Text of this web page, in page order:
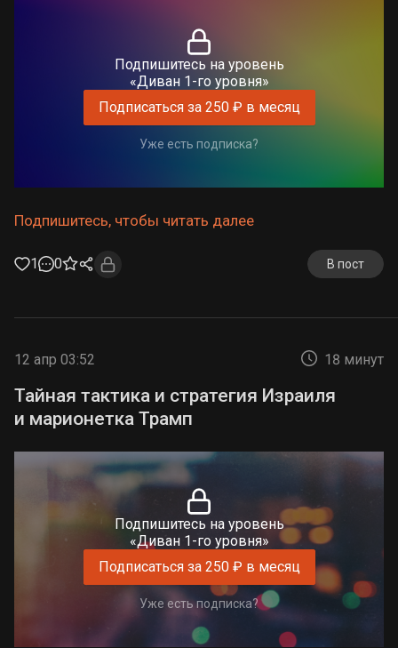
Подпишитесь на уровень
«Диван 1-го уровня»
Подписаться за 250 ₽ в месяц
Уже есть подписка?
Подпишитесь, чтобы читать далее
1 0 В пост
12 апр 03:52 18 минут
Тайная тактика и стратегия Израиля
и марионетка Трамп
Подпишитесь на уровень
«Диван 1-го уровня»
Подписаться за 250 ₽ в месяц
Уже есть подписка?